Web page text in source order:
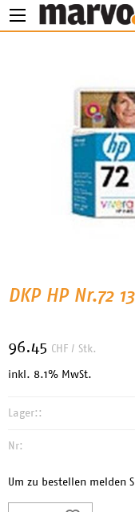
DKP HP Nr.72
96.45 CHF / Stk.
inkl. 8.1% MwSt.
Lager::
Nr:
Um zu bestellen melden